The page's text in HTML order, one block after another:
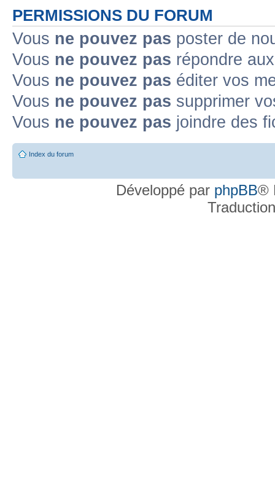
Sujet populaire non lu Sujet non lu fermé Sujet non lu fermé dans
Topic déplacé
Annonce lue Annonce lue fermée Annonce lue fermée dans laquelle
Annonce non lue Annonce non lue fermée Annonce non lue fermée
PERMISSIONS DU FORUM
Vous ne pouvez pas poster de
Vous ne pouvez pas répondre
Vous ne pouvez pas éditer vos
Vous ne pouvez pas supprimer
Vous ne pouvez pas joindre des
Index du forum
Développé par phpBB®